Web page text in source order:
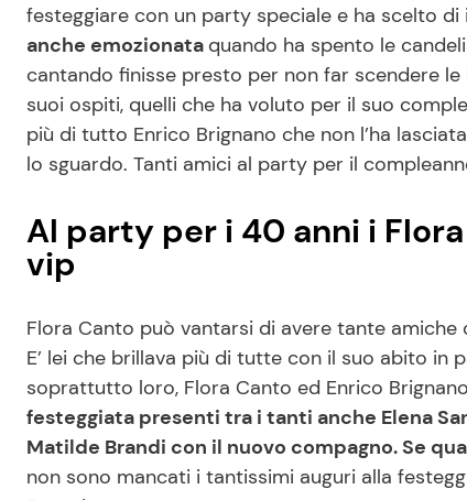
festeggiare con un party speciale e ha scelto di
anche emozionata quando ha spento le
cantando finisse presto per non far scendere
suoi ospiti, quelli che ha voluto per il suo
più di tutto Enrico Brignano che non l’ha
lo sguardo. Tanti amici al party per il
Al party per i 40 anni i
vip
Flora Canto può vantarsi di avere tante
E’ lei che brillava più di tutte con il suo abito in
soprattutto loro, Flora Canto ed Enrico
festeggiata presenti tra i tanti anche Elena
Matilde Brandi con il nuovo compagno. Se
non sono mancati i tantissimi auguri alla